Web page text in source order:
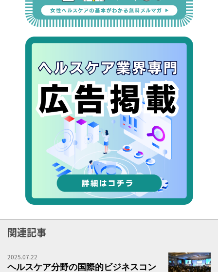
関連記事
2025.07.22
ヘルスケア分野の国際的ビジネスコン